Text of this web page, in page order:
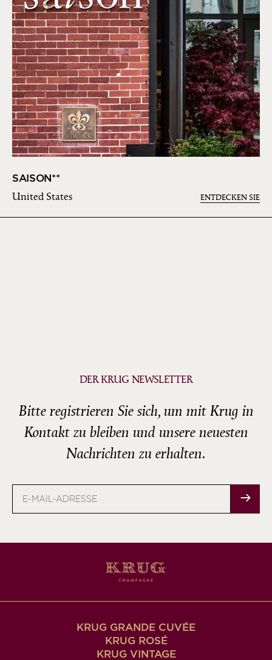
SAISON**
United States ENTDECKEN SIE
DER KRUG NEWSLETTER
Bitte registrieren Sie sich, um mit Krug in
Kontakt zu bleiben und unsere neuesten
Nachrichten zu erhalten.
Mail-
KRUG GRANDE CUVÉE
KRUG ROSÉ
KRUG VINTAGE